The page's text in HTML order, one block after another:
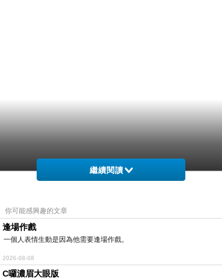
繼續閱讀
你可能感興趣的文章
逢場作戲
一個人表情生動是因為他需要逢場作戲。
2026-08-08
C囉濃眉大眼版